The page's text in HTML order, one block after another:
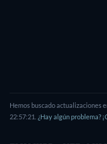
Hemos buscado actualizaciones
22:57:21 ¿Hay algún problema?